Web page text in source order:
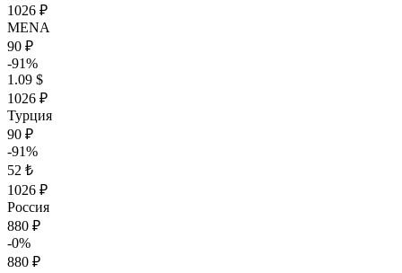
1026 ₽
MENA
90 ₽
-91%
1.09 $
1026 ₽
Турция
90 ₽
-91%
52 ₺
1026 ₽
Россия
880 ₽
-0%
880 ₽